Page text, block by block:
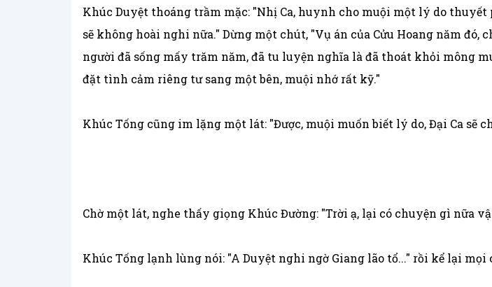
Khúc Duyệt thoáng trầm mặc: "Nhị Ca, huynh cho muội một lý do
sẽ không hoài nghi nữa." Dừng một chút, "Vụ án của Cửu Hoang năm
người đã sống mấy trăm năm, đã tu luyện nghĩa là đã thoát khỏi mông
đặt tình cảm riêng tư sang một bên, muội nhớ rất kỹ."
Khúc Tống cũng im lặng một lát: "Được, muội muốn biết lý do, Đại Ca sẽ
Chờ một lát, nghe thấy giọng Khúc Đường: "Trời ạ, lại có chuyện gì nữa
Khúc Tống lạnh lùng nói: "A Duyệt nghi ngờ Giang lão tổ..." rồi kể lại mọi